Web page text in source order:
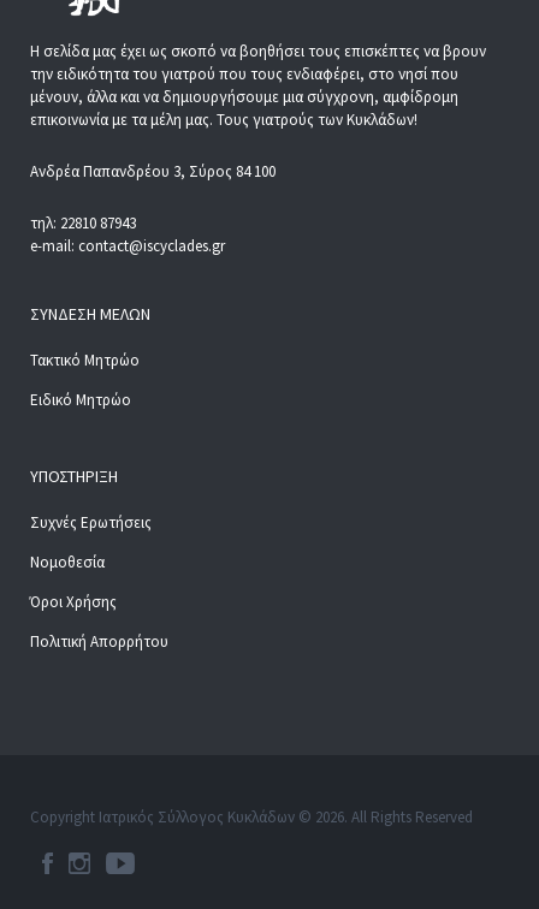
Η σελίδα μας έχει ως σκοπό να βοηθήσει τους επισκέπτες να βρουν
την ειδικότητα του γιατρού που τους ενδιαφέρει, στο νησί που
μένουν, άλλα και να δημιουργήσουμε μια σύγχρονη, αμφίδρομη
επικοινωνία με τα μέλη μας. Τους γιατρούς των Κυκλάδων!
Ανδρέα Παπανδρέου 3, Σύρος 84 100
τηλ: 22810 87943
e-mail: contact@iscyclades.gr
ΣΎΝΔΕΣΗ ΜΕΛΏΝ
Τακτικό Μητρώο
Ειδικό Μητρώο
ΥΠΟΣΤΉΡΙΞΗ
Συχνές Ερωτήσεις
Νομοθεσία
Όροι Χρήσης
Πολιτική Απορρήτου
Copyright Ιατρικός Σύλλογος Κυκλάδων © 2026. All Rights Reserved